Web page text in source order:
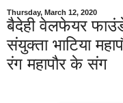
Thursday, March 12, 2020
बैदेही वेलफेयर
संयुक्ता भाटिया
रंग महापौर के संग